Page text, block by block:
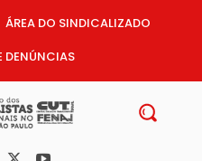
ÁREA DO SINDICALIZADO
DENÚNCIAS